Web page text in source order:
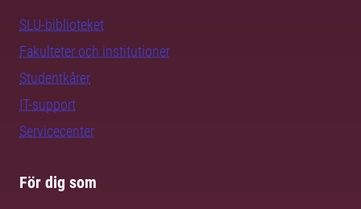
SLU-biblioteket
Fakulteter och institutioner
Studentkårer
IT-support
Servicecenter
För dig som